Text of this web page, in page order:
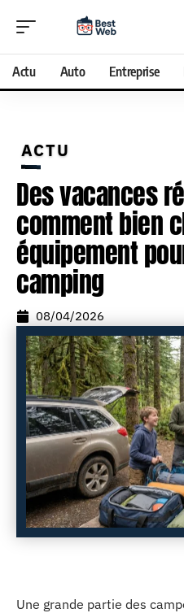
Actu Auto Entreprise
ACTU
Des vacances
comment bien
équipement
camping
08/04/2026
Une grande partie des